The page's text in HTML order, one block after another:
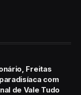
Freitas
com
de Vale Tudo